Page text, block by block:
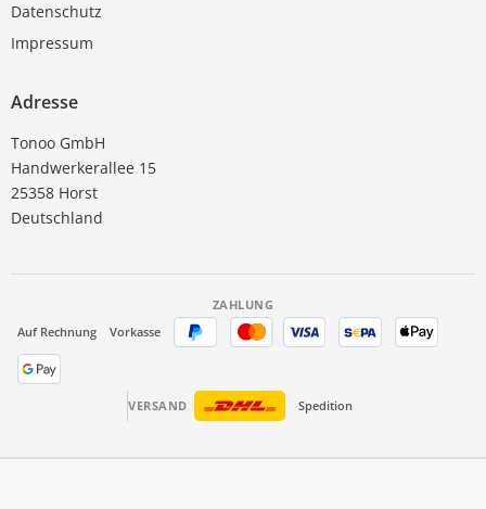
Datenschutz
Impressum
Adresse
Tonoo GmbH
Handwerkerallee 15
25358 Horst
Deutschland
ZAHLUNG
Auf Rechnung
Vorkasse
VERSAND Spedition